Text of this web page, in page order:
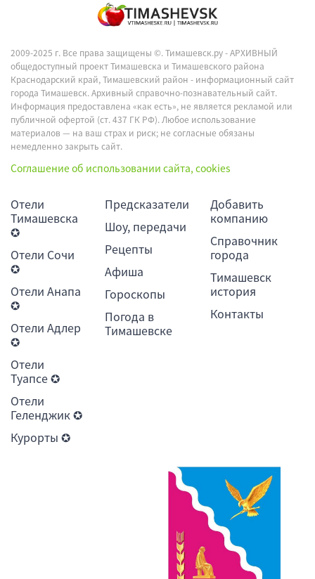
2009-2025 г. Все права защищены ©.Тимашевск.ру - АРХИВНЫЙ
общедоступный проект Тимашевска и Тимашевского района
Краснодарский край, Тимашевский район - информационный сайт
города Тимашевск. Архивный справочно-познавательный сайт.
Информация предоставлена «как есть», не является рекламой или
публичной офертой (ст. 437 ГК РФ). Любое использование
материалов — на ваш страх и риск; не согласные обязаны
немедленно закрыть сайт.
Соглашение об использовании сайта, cookies
Отели
Тимашевска
✪
Отели Сочи
✪
Отели Анапа
✪
Отели Адлер
✪
Отели
Туапсе ✪
Отели
Геленджик ✪
Курорты ✪
Предсказатели
Шоу, передачи
Рецепты
Афиша
Гороскопы
Погода в
Тимашевске
Добавить
компанию
Справочник
города
Тимашевск
история
Контакты